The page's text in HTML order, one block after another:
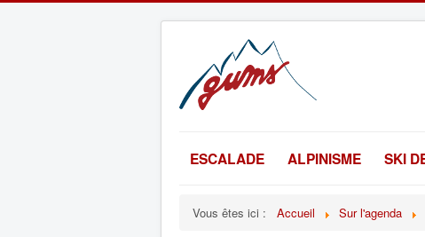
ESCALADE ALPINISME SKI
Vous êtes ici : Accueil Sur l'agenda